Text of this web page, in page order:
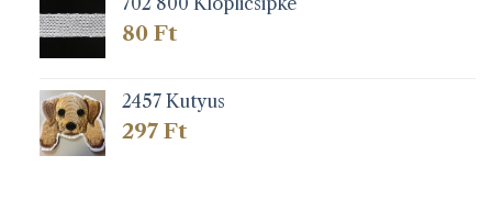
80 Ft
2457 Kutyus
297 Ft